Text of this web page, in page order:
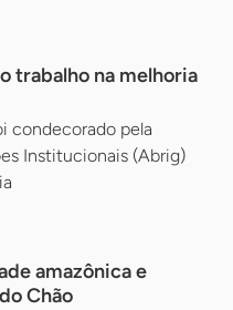
trabalho na melhoria
condecorado pela
Institucionais (Abrig)
amazônica e
Chão